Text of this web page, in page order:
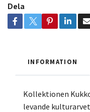
Dela
INFORMATION
Kollektionen
levande